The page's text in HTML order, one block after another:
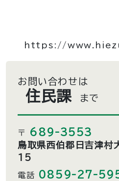
https://
お問い合わせは
住民課 まで
〒 689-3553
鳥取県西伯郡日吉津
15
電話 0859-27-